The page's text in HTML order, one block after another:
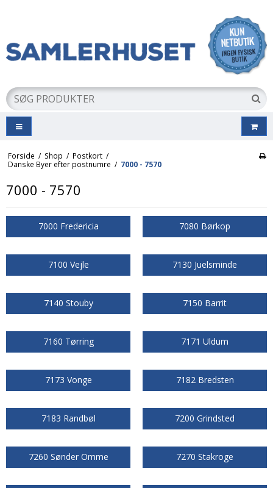
Forside / Shop / Postkort /
Danske Byer efter postnumre / 7000 - 7570
7000 - 7570
7000 Fredericia 7080 Børkop
7100 Vejle 7130 Juelsminde
7140 Stouby 7150 Barrit
7160 Tørring 7171 Uldum
7173 Vonge 7182 Bredsten
7183 Randbøl 7200 Grindsted
7260 Sønder Omme 7270 Stakroge